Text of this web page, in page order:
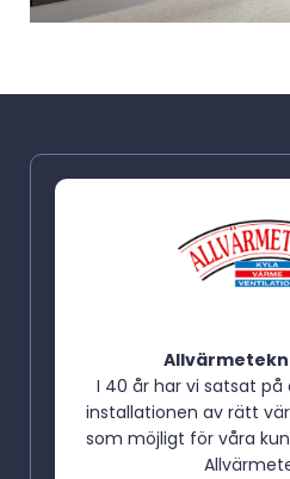
I 40 år har vi satsat
installationen av rätt
som möjligt för våra